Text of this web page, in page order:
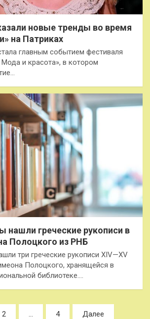
новые тренды во время
на Патриках
главным событием фестиваля
и красота», в котором
нашли греческие рукописи в
Полоцкого из РНБ
три греческие рукописи XIV—XV
Полоцкого, хранящейся в
библиотеке.…
2 … 4 Далее